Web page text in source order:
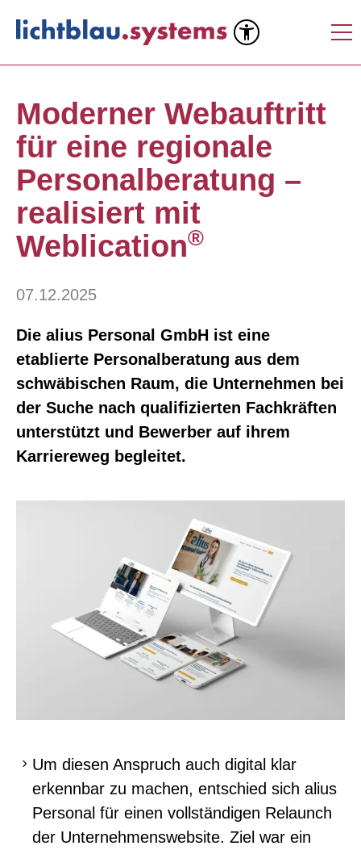
Moderner Webauftritt
für eine regionale
Personalberatung –
realisiert mit
Weblication®
07.12.2025
Die alius Personal GmbH ist eine
etablierte Personalberatung aus dem
schwäbischen Raum, die Unternehmen bei
der Suche nach qualifizierten Fachkräften
unterstützt und Bewerber auf ihrem
Karriereweg begleitet.
Um diesen Anspruch auch digital klar
erkennbar zu machen, entschied sich alius
Personal für einen vollständigen Relaunch
der Unternehmenswebsite. Ziel war ein